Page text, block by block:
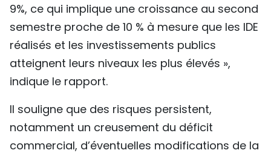
9%, ce qui implique une croissance au second
semestre proche de 10 % à mesure que les IDE
réalisés et les investissements publics
atteignent leurs niveaux les plus élevés »,
indique le rapport.
Il souligne que des risques persistent,
notamment un creusement du déficit
commercial, d’éventuelles modifications de la